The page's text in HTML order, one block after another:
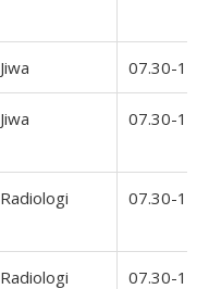
Jiwa 07.30-
Jiwa 07.30-
Radiologi 07.30-
Radiologi 07.30-